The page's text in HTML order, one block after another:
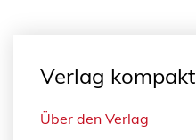
Verlag kompakt
Über den Verlag